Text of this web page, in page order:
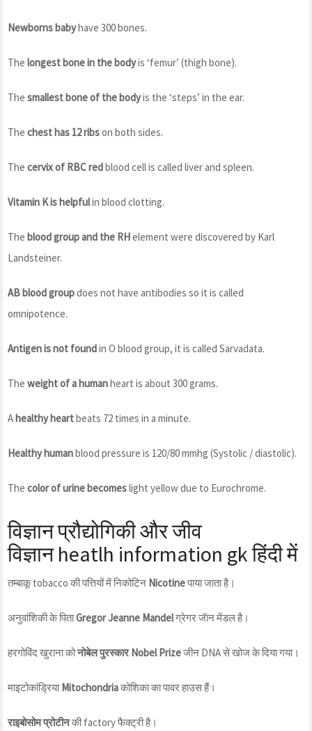
Newborns babyhave 300 bones.
The longest bone in the bodyis ‘femur’ (thigh bone).
The smallest bone of the bodyis the ‘steps’ in the ear.
The chest has 12 ribson both sides.
The cervix of RBC redblood cell is called liver and spleen.
Vitamin K is helpfulin blood clotting.
The blood group and the RHelement were discovered by Karl
Landsteiner.
AB blood groupdoes not have antibodies so it is called
omnipotence.
Antigen is not foundin O blood group, it is called Sarvadata.
The weight of a humanheart is about 300 grams.
A healthy heartbeats 72 times in a minute.
Healthy humanblood pressure is 120/80 mmhg (Systolic / diastolic).
The color of urine becomeslight yellow due to Eurochrome.
विज्ञान प्रौद्योगिकी और जीव
विज्ञानheatlh information gk हिंदी में
तम्बाकू tobacco की पत्तियों में निकोटिन Nicotineपाया जाता है।
अनुवांशिकी के पिताGregor Jeanne Mandelग्रेगर जॅान मेंडल है।
हरगोविंद खुराना कोनोबेल पुरस्कार Nobel Prizeजीन DNA से खोज के दिया गया।
माइटोकांड्रिया Mitochondriaकोशिका का पावर हाउस हैं।
राइबोसोम प्रोटीनकी factory फैक्ट्री है।